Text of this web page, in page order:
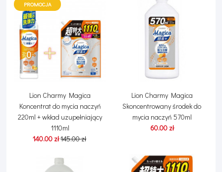
PROMOCJA
Lion Charmy Magica
Koncentrat do mycia naczyń
220ml + wkład uzupełniający
1110ml
140.00 zł145.00 zł
Lion Charmy Magica
Skoncentrowany środek do
mycia naczyń 570ml
60.00 zł